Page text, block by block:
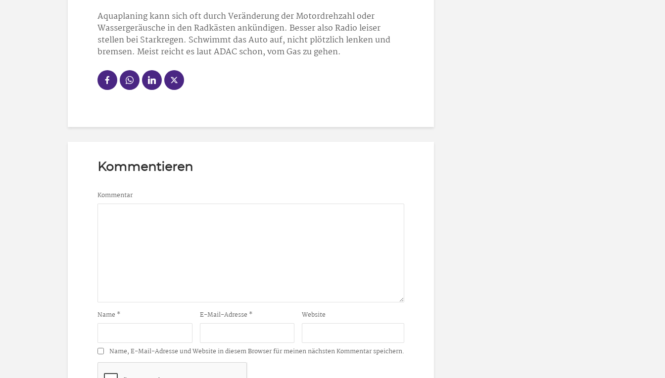
Aquaplaning kann sich oft durch Veränderung der Motordrehzahl oder
Wassergeräusche in den Radkästen ankündigen. Besser also Radio leiser
stellen bei Starkregen. Schwimmt das Auto auf, nicht plötzlich lenken und
bremsen. Meist reicht es laut ADAC schon, vom Gas zu gehen.
Kommentieren
Kommentar
Name * E-Mail-Adresse * Website
Name, E-Mail-Adresse und Website in diesem Browser für meinen nächsten Kommentar speichern.